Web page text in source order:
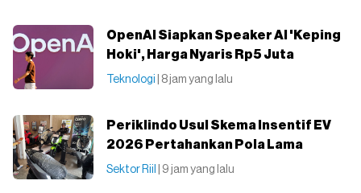
OpenAI Siapkan Speaker AI 'Keping
Hoki', Harga Nyaris Rp5 Juta
Teknologi | 8 jam yang lalu
Periklindo Usul Skema Insentif EV
2026 Pertahankan Pola Lama
Sektor Riil | 9 jam yang lalu